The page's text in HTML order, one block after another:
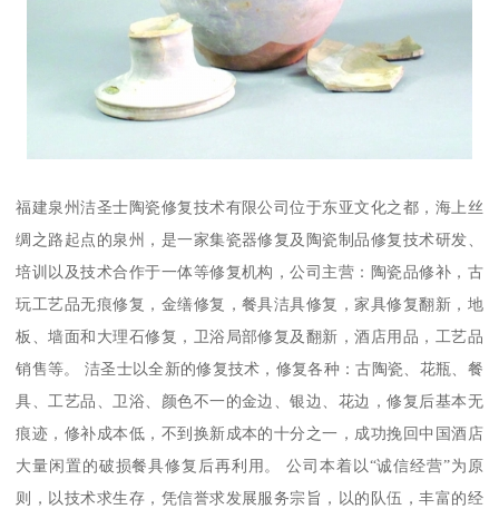
福建泉州洁圣士陶瓷修复技术有限公司位于东亚文化之都，海上丝
绸之路起点的泉州，是一家集瓷器修复及陶瓷制品修复技术研发、
培训以及技术合作于一体等修复机构，公司主营：陶瓷品修补，古
玩工艺品无痕修复，金缮修复，餐具洁具修复，家具修复翻新，地
板、墙面和大理石修复，卫浴局部修复及翻新，酒店用品，工艺品
销售等。 洁圣士以全新的修复技术，修复各种：古陶瓷、花瓶、餐
具、工艺品、卫浴、颜色不一的金边、银边、花边，修复后基本无
痕迹，修补成本低，不到换新成本的十分之一，成功挽回中国酒店
大量闲置的破损餐具修复后再利用。 公司本着以“诚信经营”为原
则，以技术求生存，凭信誉求发展服务宗旨，以的队伍，丰富的经